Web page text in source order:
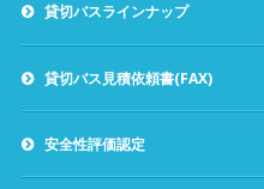
貸切バスラインナップ
貸切バス見積依頼書(FAX)
安全性評価認定